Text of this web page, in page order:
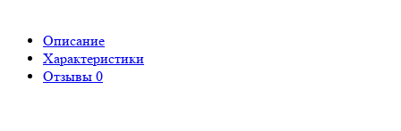
Описание
Характеристики
Отзывы 0